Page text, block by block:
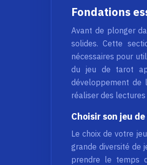
Fondations
Avant de plonger
solides. Cette
nécessaires pour
du jeu de tarot
développement de
réaliser des
Choisir son jeu
Le choix de votre
grande diversité de
prendre le temps